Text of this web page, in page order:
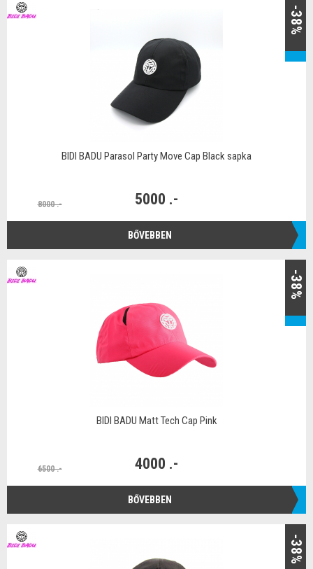
-38%
BIDI BADU Parasol Party Move Cap Black sapka
8000 .- 5000 .-
BŐVEBBEN
-38%
BIDI BADU Matt Tech Cap Pink
6500 .- 4000 .-
BŐVEBBEN
-38%